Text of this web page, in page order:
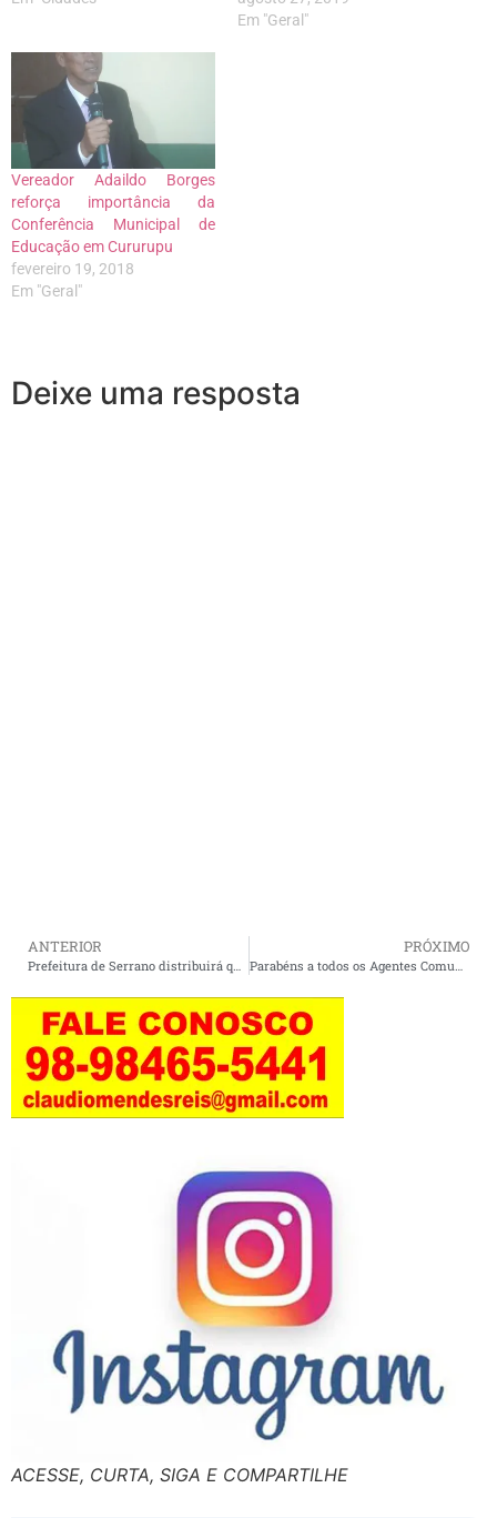
Em "Geral"
Vereador Adaildo Borges
reforça importância da
Conferência Municipal de
Educação em Cururupu
fevereiro 19, 2018
Em "Geral"
Deixe uma resposta
ANTERIOR
Prefeitura de Serrano distribuirá quase 14 tonelada de alimentos para alunos da rede municipal
PRÓXIMO
Parabéns a todos os Agentes Comunitários de Saúde pelo seu dia
ACESSE, CURTA, SIGA E COMPARTILHE